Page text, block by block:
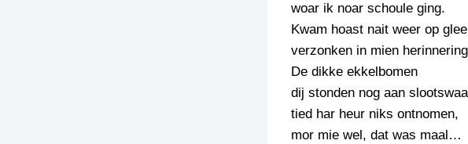
SCHRIEFWEDSTRIED
SCHRIEFWEDSTRIED
RECEPTEN
SPREUKEN
VEURDRACHTEN
woar ik noar schoule ging.
Kwam hoast nait weer op
verzonken in mien
De dikke ekkelbomen
dij stonden nog aan
tied har heur niks ontnomen,
mor mie wel, dat was maal…